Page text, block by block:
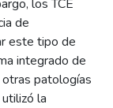
los TCE
de
este tipo de
integrado de
patologías
la